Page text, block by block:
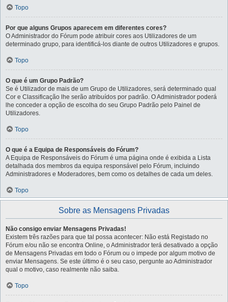
Topo
Por que alguns Grupos aparecem em diferentes cores?
O Administrador do Fórum pode atribuir cores aos Utilizadores de um
determinado grupo, para identificá-los diante de outros Utilizadores e grupos.
Topo
O que é um Grupo Padrão?
Se é Utilizador de mais de um Grupo de Utilizadores, será determinado qual
Cor e Classificação lhe serão atribuídos por padrão. O Administrador poderá
lhe conceder a opção de escolha do seu Grupo Padrão pelo Painel de
Utilizadores.
Topo
O que é a Equipa de Responsáveis do Fórum?
A Equipa de Responsáveis do Fórum é uma página onde é exibida a Lista
detalhada dos membros da equipa responsável pelo Fórum, incluindo
Administradores e Moderadores, bem como os detalhes de cada um deles.
Topo
Sobre as Mensagens Privadas
Não consigo enviar Mensagens Privadas!
Existem três razões para que tal possa acontecer: Não está Registado no
Fórum e/ou não se encontra Online, o Administrador terá desativado a opção
de Mensagens Privadas em todo o Fórum ou o impede por algum motivo de
enviar Mensagens. Se este último é o seu caso, pergunte ao Administrador
qual o motivo, caso realmente não saiba.
Topo